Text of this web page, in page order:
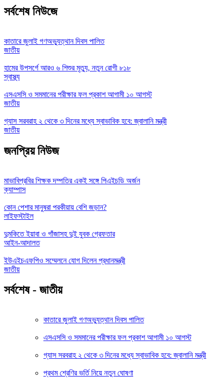
সর্বশেষ নিউজে
কাতারে জুলাই গণঅভ্যুত্থান দিবস পালিত
জাতীয়
হামের উপসর্গে আরও ৬ শিশুর মৃত্যু, নতুন রোগী ৮১৮
স্বাস্থ্য
এসএসসি ও সমমানের পরীক্ষার ফল প্রকাশ আগামী ১০ আগস্ট
জাতীয়
গ্যাস সরবরাহ ২ থেকে ৩ দিনের মধ্যে স্বাভাবিক হবে: জ্বালানি মন্ত্রী
জাতীয়
জনপ্রিয় নিউজ
মাভাবিপ্রবির শিক্ষক দম্পতির একই সঙ্গে পিএইচডি অর্জন
ক্যাম্পাস
কোন পেশার মানুষরা পরকীয়ায় বেশি জড়ান?
লাইফস্টাইল
দুমকিতে ইয়াবা ও গাঁজাসহ দুই যুবক গ্রেফতার
আইন-আদালত
ইউএইচএফপিও সম্মেলনে যোগ দিলেন প্রধানমন্ত্রী
জাতীয়
সর্বশেষ - জাতীয়
কাতারে জুলাই গণঅভ্যুত্থান দিবস পালিত
এসএসসি ও সমমানের পরীক্ষার ফল প্রকাশ আগামী ১০ আগস্ট
গ্যাস সরবরাহ ২ থেকে ৩ দিনের মধ্যে স্বাভাবিক হবে: জ্বালানি মন্ত্রী
প্রথম শ্রেণির ভর্তি নিয়ে নতুন ঘোষণা